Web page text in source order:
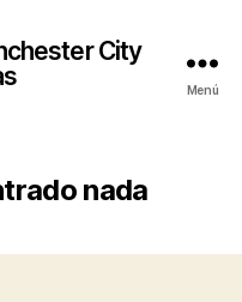
City
Menú
nada